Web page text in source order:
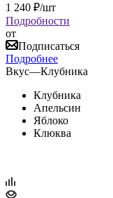
1 240 ₽/шт
Подробности
от
Подписаться
Подробнее
Вкус—Клубника
Клубника
Апельсин
Яблоко
Клюква